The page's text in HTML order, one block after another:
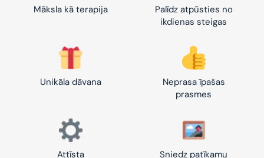
Māksla kā terapija
Palīdz atpūsties no
ikdienas steigas
Unikāla dāvana
Neprasa īpašas
prasmes
Attīsta
Sniedz patīkamu